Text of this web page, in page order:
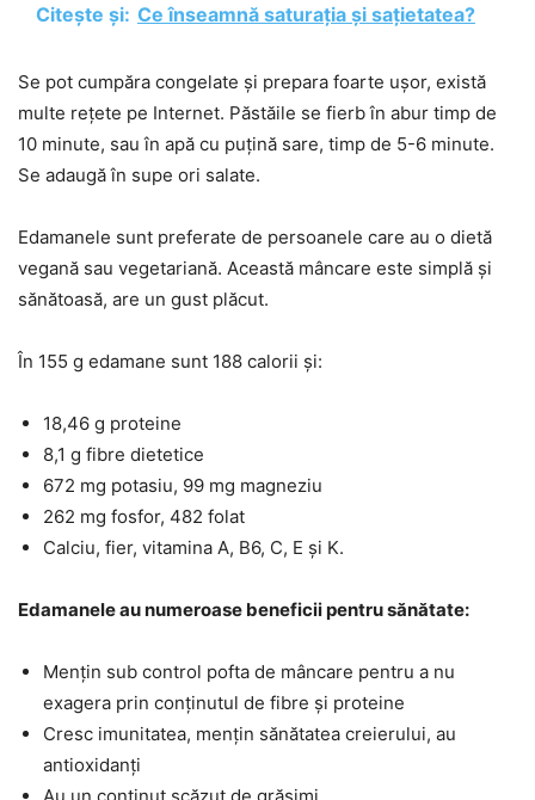
Citește și: Ce înseamnă saturația și sațietatea?
Se pot cumpăra congelate și prepara foarte ușor, există
multe rețete pe Internet. Păstăile se fierb în abur timp de
10 minute, sau în apă cu puțină sare, timp de 5-6 minute.
Se adaugă în supe ori salate.
Edamanele sunt preferate de persoanele care au o dietă
vegană sau vegetariană. Această mâncare este simplă și
sănătoasă, are un gust plăcut.
În 155 g edamane sunt 188 calorii și:
18,46 g proteine
8,1 g fibre dietetice
672 mg potasiu, 99 mg magneziu
262 mg fosfor, 482 folat
Calciu, fier, vitamina A, B6, C, E și K.
Edamanele au numeroase beneficii pentru sănătate:
Mențin sub control pofta de mâncare pentru a nu
exagera prin conținutul de fibre și proteine
Cresc imunitatea, mențin sănătatea creierului, au
antioxidanți
Au un conținut scăzut de grăsimi